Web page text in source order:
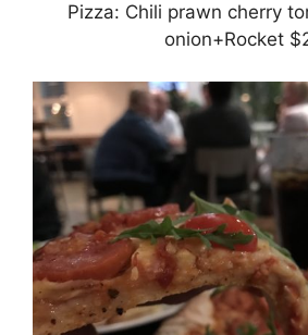
Pizza: Chili prawn cherry
onion+Rocket